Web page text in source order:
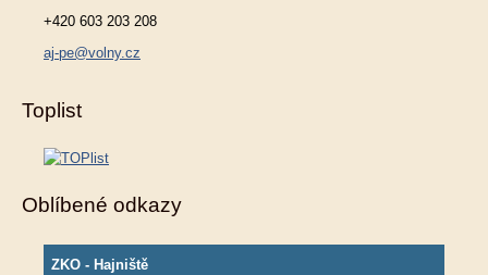
+420 603 203 208
aj-pe@volny.cz
Toplist
Oblíbené odkazy
ZKO - Hajniště